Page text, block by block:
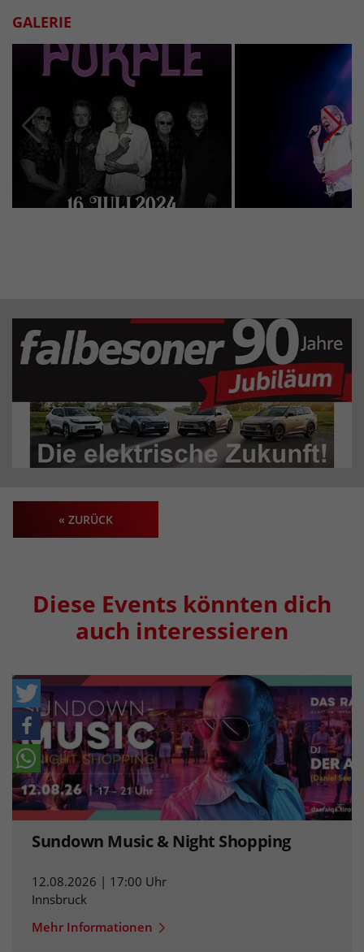
GALERIE
« ZURÜCK
Diese Events könnten dich
auch interessieren
Sundown Music & Night Shopping
12.08.2026 | 17:00 Uhr
Innsbruck
Mehr Informationen